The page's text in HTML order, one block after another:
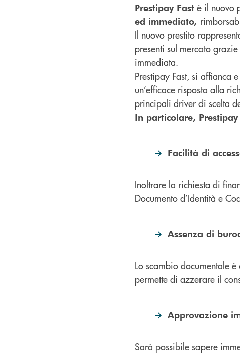
Prestipay Fast è il nuovo
ed immediato,
Il nuovo prestito
presenti sul mercato
immediata.
Prestipay Fast, si affianca
un’efficace risposta alla
principali driver di scelta
In particolare,
Facilità di
Inoltrare la richiesta di
Documento d’Identità e
Assenza di
Lo scambio documentale è
permette di azzerare il
Approvazione
Sarà possibile sapere